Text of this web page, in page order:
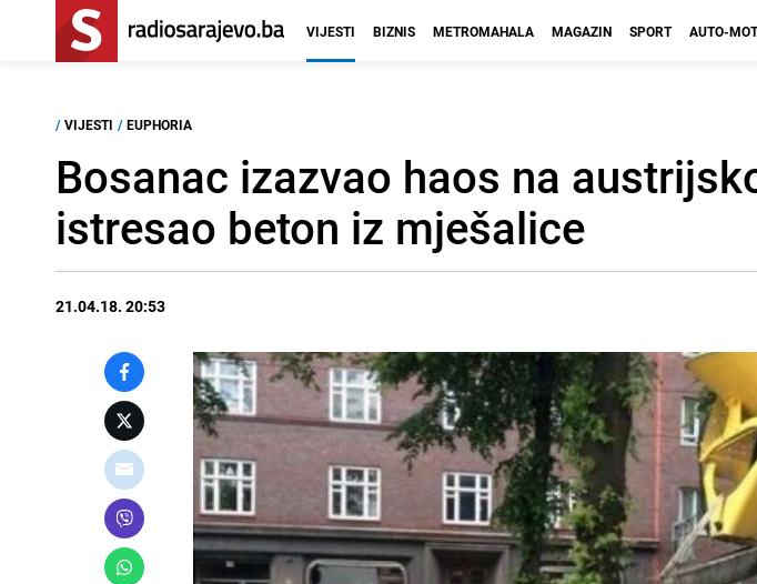
VIJESTI BIZNIS METROMAHALA MAGAZIN SPORT AUTO-
/ VIJESTI / EUPHORIA
Bosanac izazvao haos na
istresao beton iz mješalice
21.04.18. 20:53